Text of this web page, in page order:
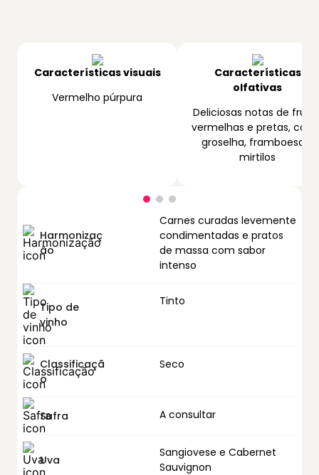
Harmonizaç
ão
Carnes curadas levemente
condimentadas e pratos
de massa com sabor
intenso
Tipo de
vinho
Tinto
Classificaçã
o
Seco
Safra A consultar
Uva
Sangiovese e Cabernet
Sauvignon
Características visuais
Vermelho púrpura
Características
olfativas
Deliciosas notas de
vermelhas e pretas,
groselha, framboesa e
mirtilos